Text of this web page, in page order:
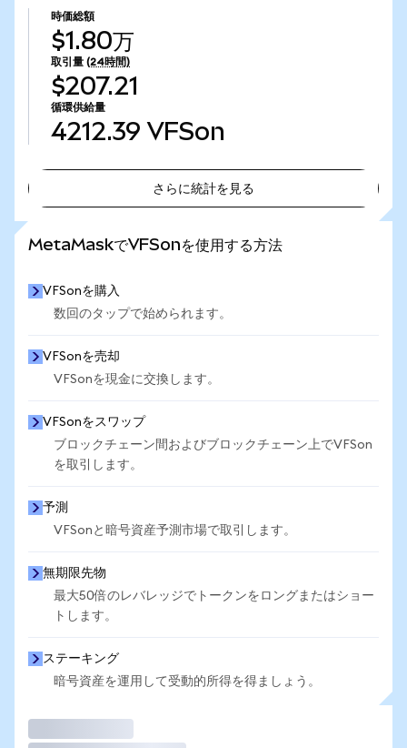
時価総額
$1.80万
取引量 (24時間)
$207.21
循環供給量
4212.39 VFSon
さらに統計を見る
MetaMaskでVFSonを使用する方法
VFSonを購入
数回のタップで始められます。
VFSonを売却
VFSonを現金に交換します。
VFSonをスワップ
ブロックチェーン間およびブロックチェーン上でVFSon
を取引します。
予測
VFSonと暗号資産予測市場で取引します。
無期限先物
最大50倍のレバレッジでトークンをロングまたはショー
トします。
ステーキング
暗号資産を運用して受動的所得を得ましょう。